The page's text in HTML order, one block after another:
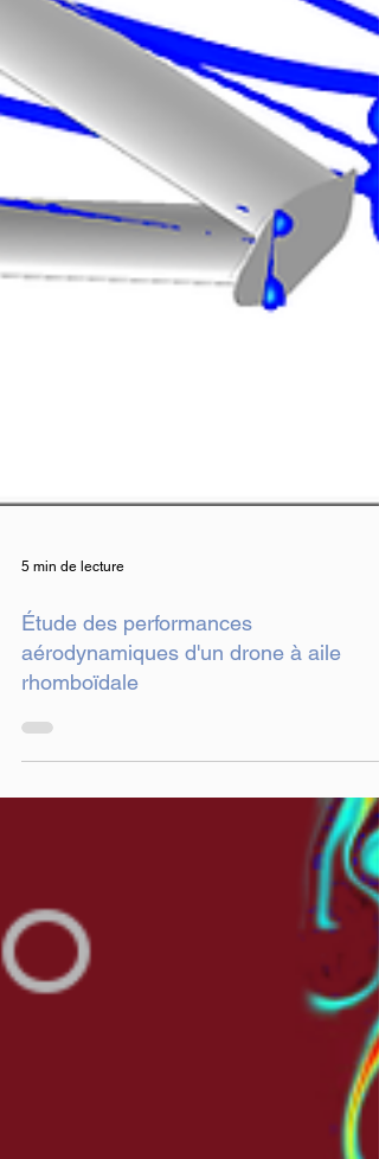
5 min de lecture
Étude des performances